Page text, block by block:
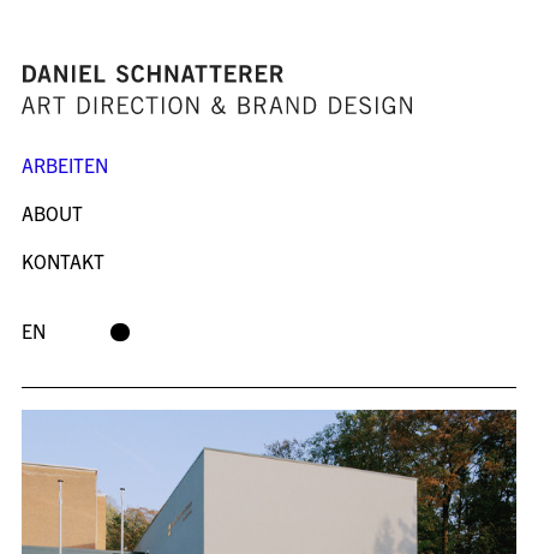
EN
ARBEITEN
ABOUT
KONTAKT